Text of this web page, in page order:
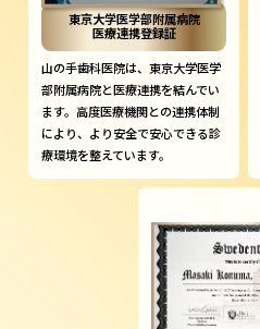
東京大学医学部附属病院
医療連携登録証
山の手歯科医院は、東京大学医学
部附属病院と医療連携を結んでい
ます。高度医療機関との連携体制
により、より安全で安心できる診
療環境を整えています。